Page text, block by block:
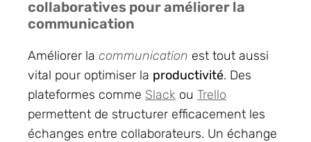
collaboratives pour améliorer la
communication
Améliorer la communication est tout aussi
vital pour optimiser la productivité. Des
plateformes comme Slack ou Trello
permettent de structurer efficacement les
échanges entre collaborateurs. Un échange